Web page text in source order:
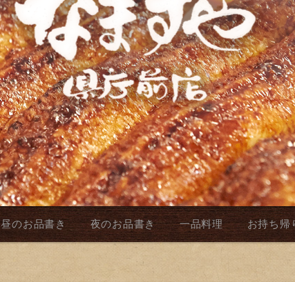
昼のお品書き 夜のお品書き 一品料理 お持ち帰